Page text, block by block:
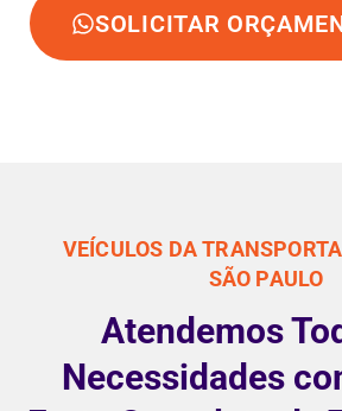
SOLICITAR
VEÍCULOS DA
SÃO PAULO
Atendemos
Necessidades